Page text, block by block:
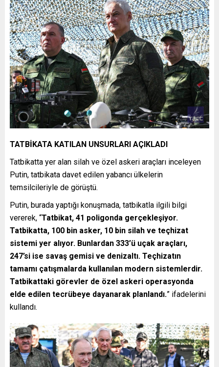
TATBİKATA KATILAN UNSURLARI AÇIKLADI
Tatbikatta yer alan silah ve özel askeri araçları inceleyen
Putin, tatbikata davet edilen yabancı ülkelerin
temsilcileriyle de görüştü.
Putin, burada yaptığı konuşmada, tatbikatla ilgili bilgi
vererek, “Tatbikat, 41 poligonda gerçekleşiyor.
Tatbikatta, 100 bin asker, 10 bin silah ve teçhizat
sistemi yer alıyor. Bunlardan 333’ü uçak araçları,
247’si ise savaş gemisi ve denizaltı. Teçhizatın
tamamı çatışmalarda kullanılan modern sistemlerdir.
Tatbikattaki görevler de özel askeri operasyonda
elde edilen tecrübeye dayanarak planlandı.” ifadelerini
kullandı.